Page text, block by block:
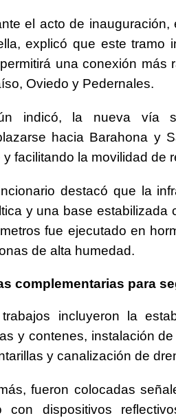
el acto de
, explicó que este tramo
una conexión más
Oviedo y Pedernales.
indicó, la nueva vía
hacia Barahona y
y facilitando la movilidad de
destacó que la
y una base estabilizada
fue ejecutado en
de alta humedad.
complementarias para
incluyeron la
y contenes, instalación
y canalización de
fueron colocadas
con dispositivos